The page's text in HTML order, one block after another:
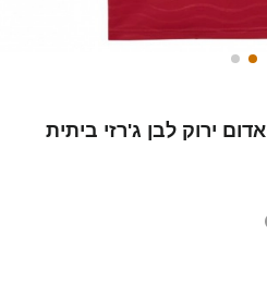
ילדים פורטוגל Dudu #7 אדום ירוק לבן ג'רזי ביתית